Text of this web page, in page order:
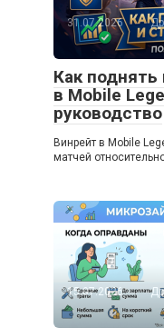
31.07.2026
Как поднять
в Mobile
руководство
Винрейт в Mobile
матчей
15.07.2026